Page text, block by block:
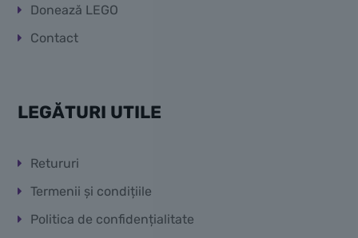
Donează LEGO
Contact
LEGĂTURI UTILE
Retururi
Termenii și condițiile
Politica de confidențialitate